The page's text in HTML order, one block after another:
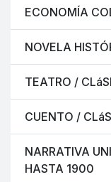
ECONOMÍA
NOVELA
TEATRO /
CUENTO /
NARRATIVA
HASTA 1900